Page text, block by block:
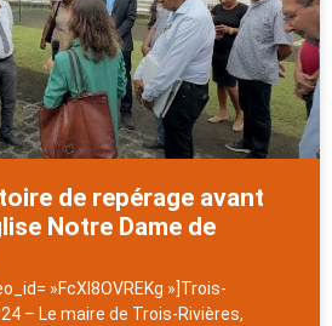
de repérage avant
Notre Dame de
»FcXI8OVREKg »]Trois-
– Le maire de Trois-Rivières,